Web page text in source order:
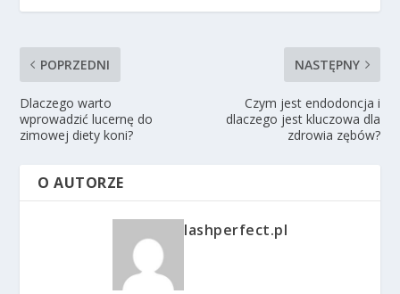
POPRZEDNI
Dlaczego warto
wprowadzić lucernę do
zimowej diety koni?
NASTĘPNY
Czym jest endodoncja i
dlaczego jest kluczowa dla
zdrowia zębów?
O AUTORZE
lashperfect.pl